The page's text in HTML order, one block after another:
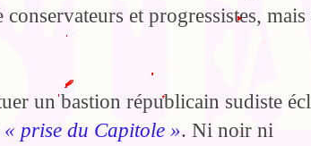
et progressistes,
un bastion républicain sudiste
« prise du Capitole ». Ni noir ni